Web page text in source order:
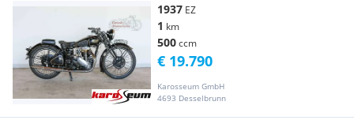
1937 EZ
1 km
500ccm
Karosseum GmbH
4693 Desselbrunn
€ 19.790